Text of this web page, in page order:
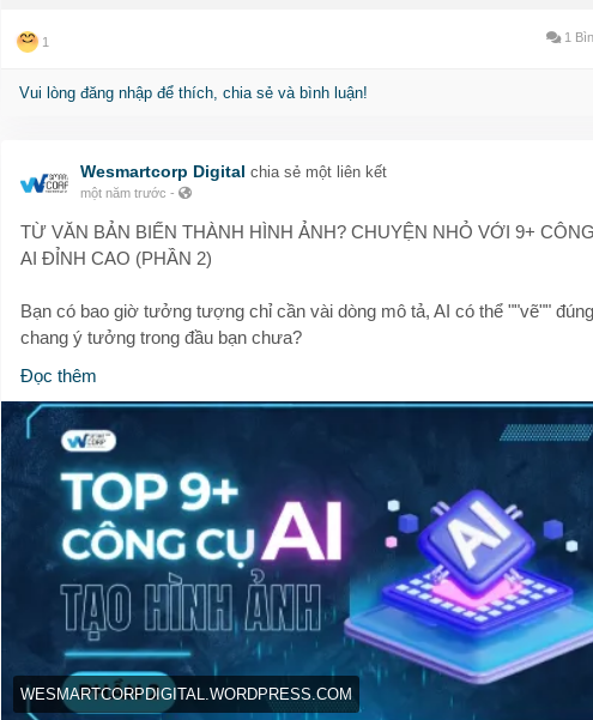
t%E1%BA%A1o-h%C3%ACnh-%E1%BA%A3nh-t%E1%BB%91t-
ph%E1%BA%A7n-2
1 1
Vui lòng đăng nhập để thích, chia sẻ và bình luận!
Wesmartcorp Digital chia sẻ một liên kết
một năm trước -
TỪ VĂN BẢN BIẾN THÀNH HÌNH ẢNH? CHUYỆN NHỎ VỚI 9+
AI ĐỈNH CAO (PHẦN 2)
Bạn có bao giờ tưởng tượng chỉ cần vài dòng mô tả, AI có thể ""vẽ""
chang ý tưởng trong đầu bạn chưa?
💡 Từ ý tưởng marketing, thiết kế đến nội dung mạng xã hội – AI tạo hình
đang là “cánh tay phải” cho các designer, marketer và content creator.
🔥 Trong phần 2 này, WeSmartCorp gợi ý 9+ công cụ AI đỉnh của đỉnh:
🎨 Artbreeder – Hô biến hình ảnh nhân vật, phong cảnh siêu sáng tạo
🎬 Runway ML – Vừa tạo ảnh vừa chỉnh video, quá tiện cho team media
🖌️ Fotor AI – Nhập mô tả là có ảnh nghệ ngay
📸 PicWish – Tách nền, thay cảnh, chỉnh ảnh ảo diệu
🧠 DreamStudio – Biến mô tả chi tiết thành tranh độc lạ
🏢 Getty Images & Shutterstock – Chuẩn bản quyền, ảnh đẹp sắc nét,
cho doanh nghiệp
📱 WOMBO Dream & Bing AI – Cầm điện thoại là sáng tạo được ngay!
Đọc thêm
WESMARTCORPDIGITAL.WORDPRESS.COM